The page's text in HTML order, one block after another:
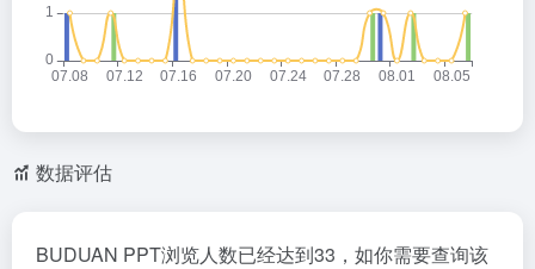
数据评估
BUDUAN PPT浏览人数已经达到33，如你需要查询该